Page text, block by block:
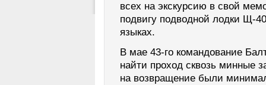
всех на экскурсию в свой
подвигу подводной лодки Щ-
языках.
В мае 43-го командование
найти проход сквозь минные
на возвращение были